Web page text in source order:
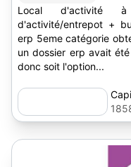
Local d'activité à
d'activité/entrepot +
erp 5eme catégorie obtenue. rare, dans le projet
un dossier erp avait
donc soit l'option...